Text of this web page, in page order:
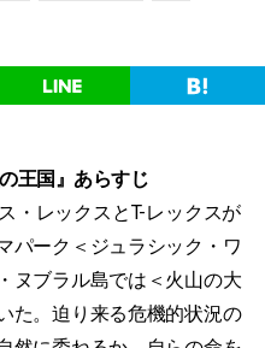
王国』あらすじ
・レックスとT-レックスが
パーク＜ジュラシック・ワ
ヌブラル島では＜火山の大
た。迫り来る危機的状況の